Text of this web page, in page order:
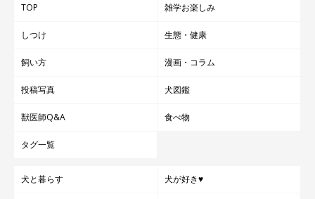
の量と同様、体臭にも個体差があり、口臭や耳、肛門嚢や排泄物
などのニオイも関係してくるため、まったくニオイのしない犬種
抜け毛も体臭も飼い主さんの日々のお手入れによって、ある程度
TOP 雑学お楽しみ
しつけ 生態・健康
飼い方 漫画・コラム
投稿写真 犬図鑑
獣医師Q&A 食べ物
タグ一覧
犬と暮らす 犬が好き♥